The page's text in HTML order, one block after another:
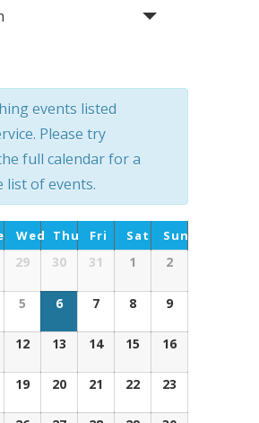
events listed
Please try
full calendar for a
list of events.
Wed Thu Fri Sat Sun
29 30 31 1 2
5 6 7 8 9
12 13 14 15 16
19 20 21 22 23